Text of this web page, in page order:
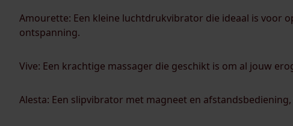
Amourette: Een kleine luchtdrukvibrator die ideaal is voor
ontspanning.
Vive: Een krachtige massager die geschikt is om al jouw
Alesta: Een slipvibrator met magneet en